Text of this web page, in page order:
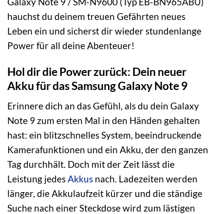
hauchst du deinem treuen Gefährten neues
Leben ein und sicherst dir wieder stundenlange
Power für all deine Abenteuer!
Hol dir die Power zurück: Dein neuer
Akku für das Samsung Galaxy Note 9
Erinnere dich an das Gefühl, als du dein Galaxy
Note 9 zum ersten Mal in den Händen gehalten
hast: ein blitzschnelles System, beeindruckende
Kamerafunktionen und ein Akku, der den ganzen
Tag durchhält. Doch mit der Zeit lässt die
Leistung jedesAkkus nach. Ladezeiten werden
länger, die Akkulaufzeit kürzer und die ständige
Suche nach einer Steckdose wird zum lästigen